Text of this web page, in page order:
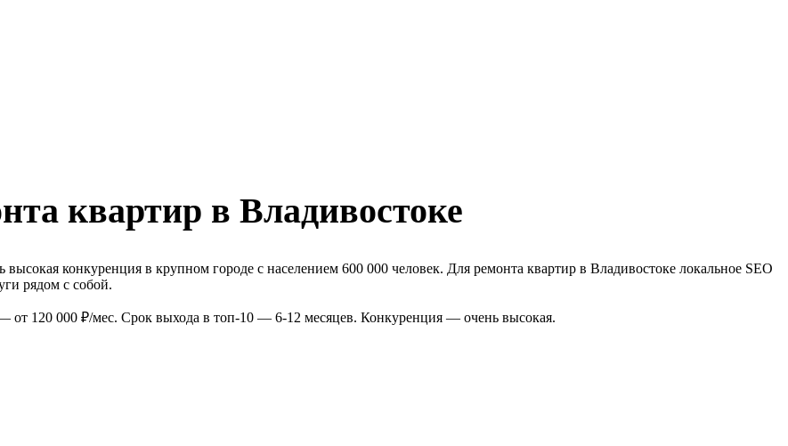
квартир в Владивостоке
конкуренция в крупном городе с населением 600 000 человек. Для ремонта квартир в Владивостоке локальное SEO
рядом с собой.
от 120 000 ₽/мес. Срок выхода в топ-10 — 6-12 месяцев. Конкуренция — очень высокая.